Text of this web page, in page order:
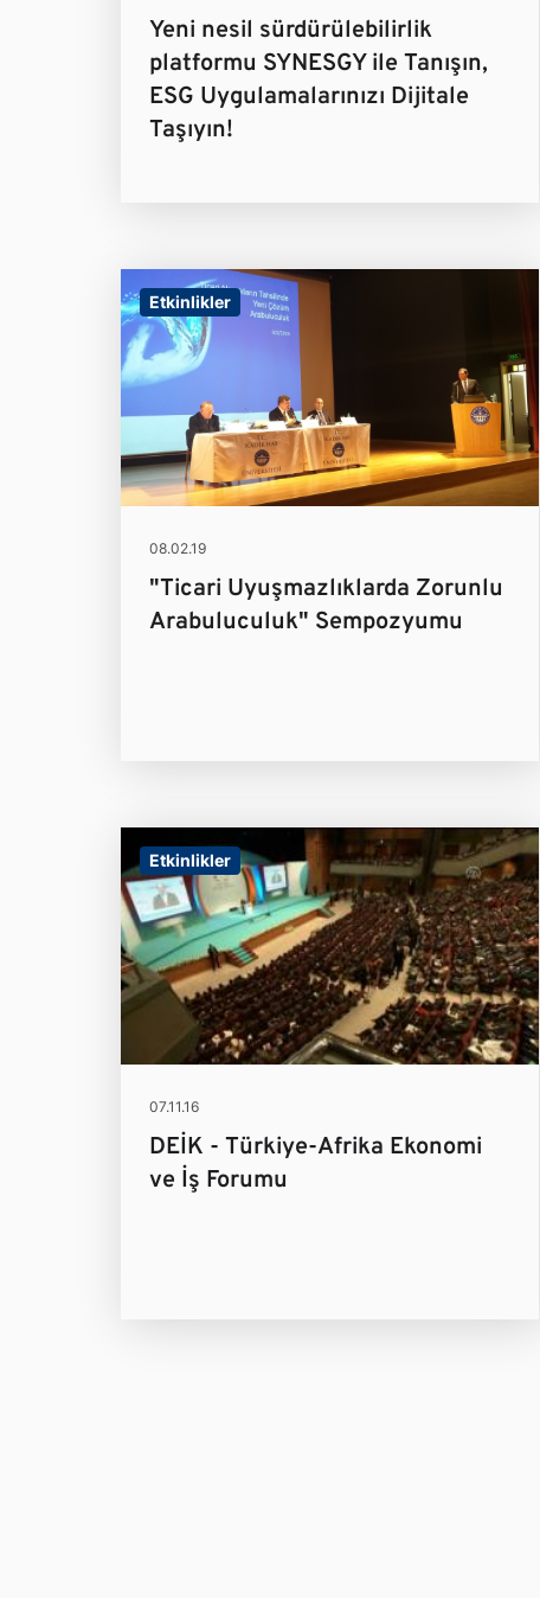
Yeni nesil sürdürülebilirlik
platformu SYNESGY ile Tanışın,
ESG Uygulamalarınızı Dijitale
Taşıyın!
Etkinlikler
08.02.19
"Ticari Uyuşmazlıklarda Zorunlu
Arabuluculuk" Sempozyumu
Etkinlikler
07.11.16
DEİK - Türkiye-Afrika Ekonomi
ve İş Forumu